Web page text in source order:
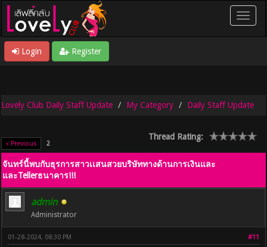
Login Register
Lovely Club Daily Staff Update My Category Daily Staff Update
« Previous 2
Thread Rating:
จันทร์นี้พบกับธุรการสาวเเสนสวยบริษัททางด้านการเงินและ
และTellerธนาคาร!!!
admin
Administrator
#11
01-28-2024, 08:30 PM